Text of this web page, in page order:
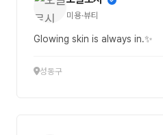
미용·뷰티
Glowing skin is always in.✨
성동구